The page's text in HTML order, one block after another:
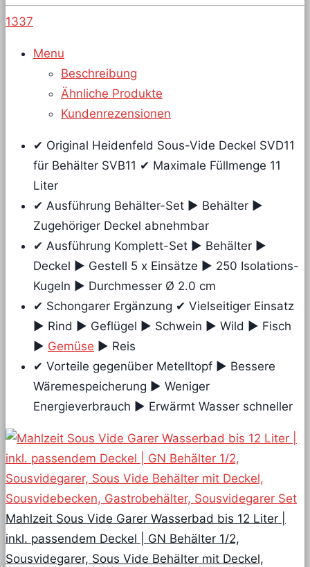
1337
Menu
Beschreibung
Ähnliche Produkte
Kundenrezensionen
✔ Original Heidenfeld Sous-Vide Deckel SVD11
für Behälter SVB11 ✔ Maximale Füllmenge 11
Liter
✔ Ausführung Behälter-Set ► Behälter ►
Zugehöriger Deckel abnehmbar
✔ Ausführung Komplett-Set ► Behälter ►
Deckel ► Gestell 5 x Einsätze ► 250 Isolations-
Kugeln ► Durchmesser Ø 2.0 cm
✔ Schongarer Ergänzung ✔ Vielseitiger Einsatz
► Rind ► Geflügel ► Schwein ► Wild ► Fisch
► Gemüse ► Reis
✔ Vorteile gegenüber Metelltopf ► Bessere
Wäremespeicherung ► Weniger
Energieverbrauch ► Erwärmt Wasser schneller
Mahlzeit Sous Vide Garer Wasserbad bis 12 Liter |
inkl. passendem Deckel | GN Behälter 1/2,
Sousvidegarer, Sous Vide Behälter mit Deckel,